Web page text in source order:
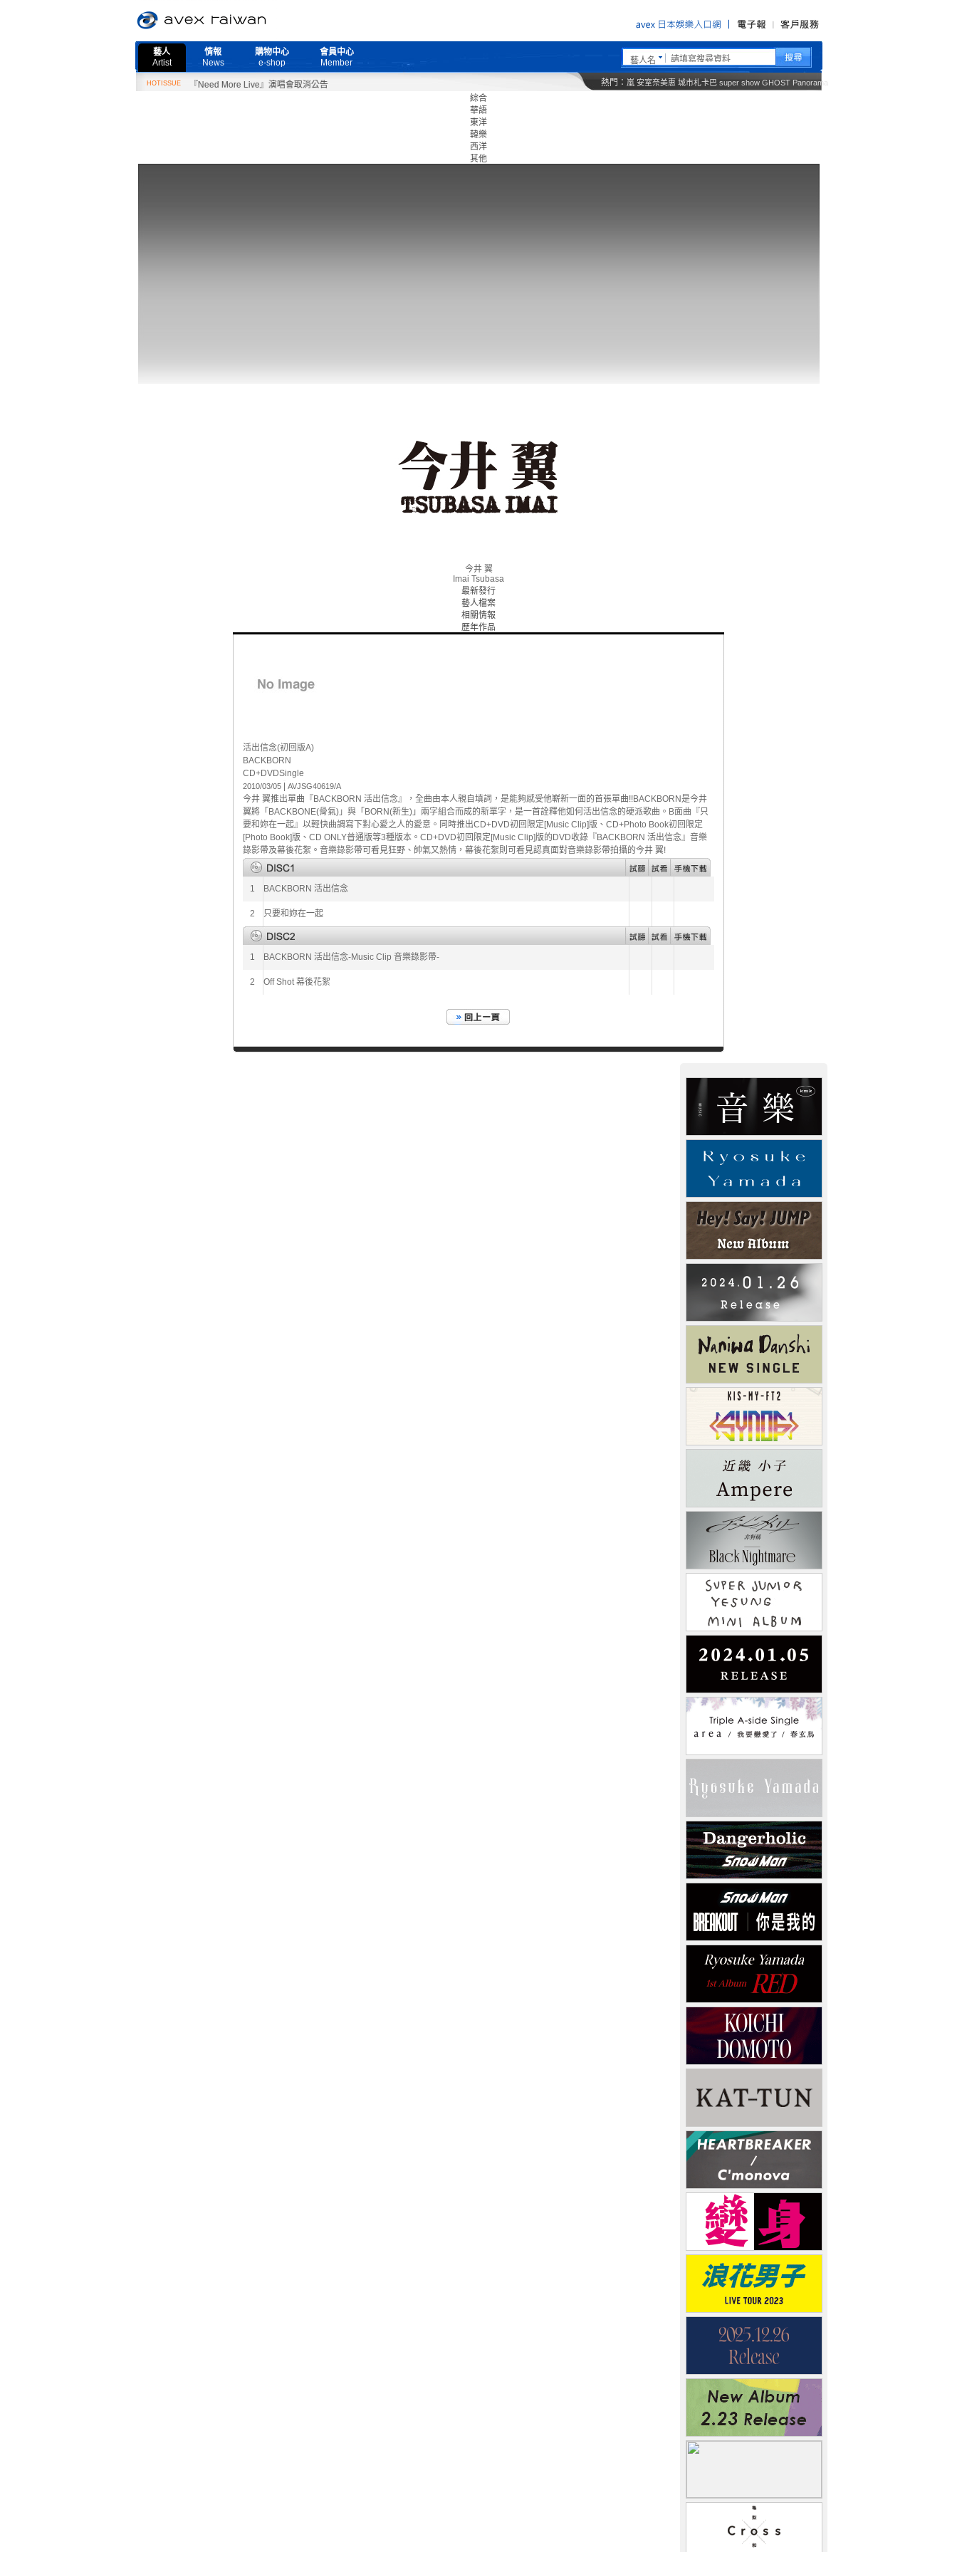
藝人
Artist
情報
News
購物中心
e-shop
會員中心
Member
藝人名
HOTISSUE
2月27日『Need More Live』演唱會取消公告 熱門： 嵐 安室奈美惠 城市札卡巴 super show GHOST Panorama
綜合
華語
東洋
韓樂
西洋
其他
今井 翼
Imai Tsubasa
最新發行
藝人檔案
相關情報
歷年作品
活出信念(初回版A)
BACKBORN
CD+DVDSingle
2010/03/05 AVJSG40619/A
今井 翼推出單曲『BACKBORN 活出信念』，全曲由本人親自填詞，是能夠感受他嶄新一面的首張單曲!!BACKBORN是今井
翼將「BACKBONE(骨氣)」與「BORN(新生)」兩字組合而成的新單字，是一首詮釋他如何活出信念的硬派歌曲。B面曲『只
要和妳在一起』以輕快曲調寫下對心愛之人的愛意。同時推出CD+DVD初回限定[Music Clip]版、CD+Photo Book初回限定
[Photo Book]版、CD ONLY普通版等3種版本。CD+DVD初回限定[Music Clip]版的DVD收錄『BACKBORN 活出信念』音樂
錄影帶及幕後花絮。音樂錄影帶可看見狂野、帥氣又熱情，幕後花絮則可看見認真面對音樂錄影帶拍攝的今井 翼!
1 BACKBORN 活出信念
2 只要和妳在一起
1 BACKBORN 活出信念-Music Clip 音樂錄影帶-
2 Off Shot 幕後花絮